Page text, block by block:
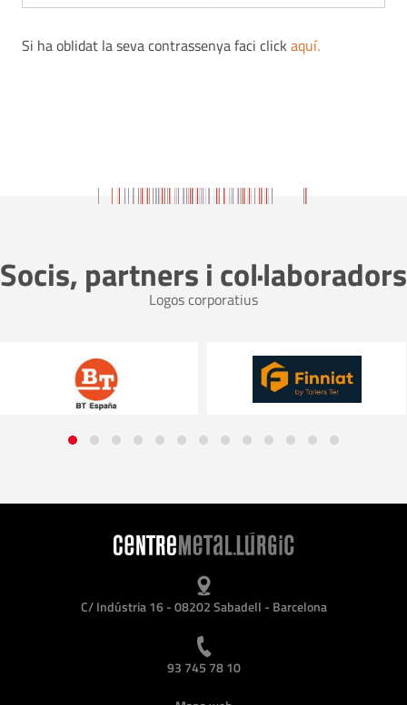
Si ha oblidat la seva contrassenya faci click aquí.
Socis, partners i col·laboradors
Logos corporatius
C/ Indústria 16 - 08202 Sabadell - Barcelona
93 745 78 10